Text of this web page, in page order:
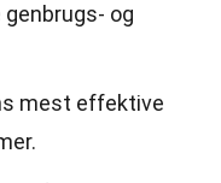
og
mest effektive